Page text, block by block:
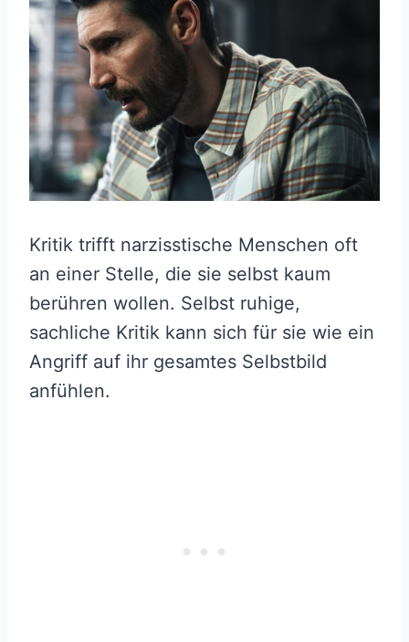
Kritik trifft narzisstische Menschen oft
an einer Stelle, die sie selbst kaum
berühren wollen. Selbst ruhige,
sachliche Kritik kann sich für sie wie ein
Angriff auf ihr gesamtes Selbstbild
anfühlen.